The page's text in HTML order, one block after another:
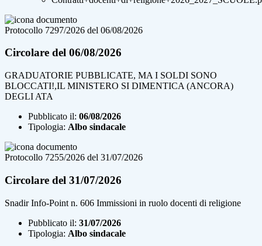
Protocollo 7297/2026 del 06/08/2026
Circolare del 06/08/2026
GRADUATORIE PUBBLICATE, MA I SOLDI SONO
BLOCCATI!,IL MINISTERO SI DIMENTICA (ANCORA)
DEGLI ATA
Pubblicato il: 06/08/2026
Tipologia: Albo sindacale
Protocollo 7255/2026 del 31/07/2026
Circolare del 31/07/2026
Snadir Info-Point n. 606 Immissioni in ruolo docenti di religione
Pubblicato il: 31/07/2026
Tipologia: Albo sindacale